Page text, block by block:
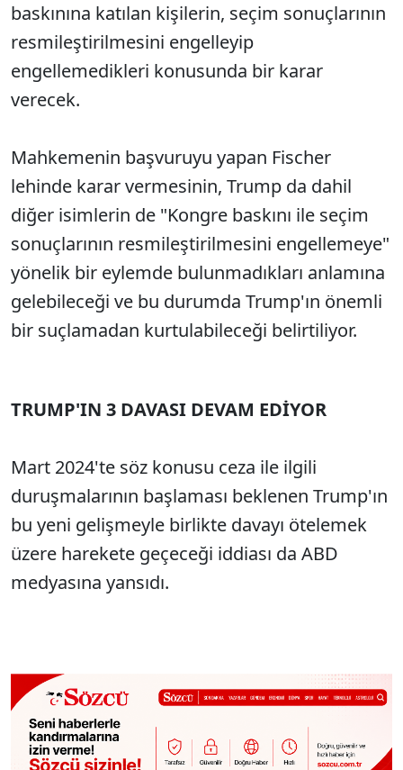
baskınına katılan kişilerin, seçim sonuçlarının
resmileştirilmesini engelleyip
engellemedikleri konusunda bir karar
verecek.
Mahkemenin başvuruyu yapan Fischer
lehinde karar vermesinin, Trump da dahil
diğer isimlerin de "Kongre baskını ile seçim
sonuçlarının resmileştirilmesini engellemeye"
yönelik bir eylemde bulunmadıkları anlamına
gelebileceği ve bu durumda Trump'ın önemli
bir suçlamadan kurtulabileceği belirtiliyor.
TRUMP'IN 3 DAVASI DEVAM EDİYOR
Mart 2024'te söz konusu ceza ile ilgili
duruşmalarının başlaması beklenen Trump'ın
bu yeni gelişmeyle birlikte davayı ötelemek
üzere harekete geçeceği iddiası da ABD
medyasına yansıdı.